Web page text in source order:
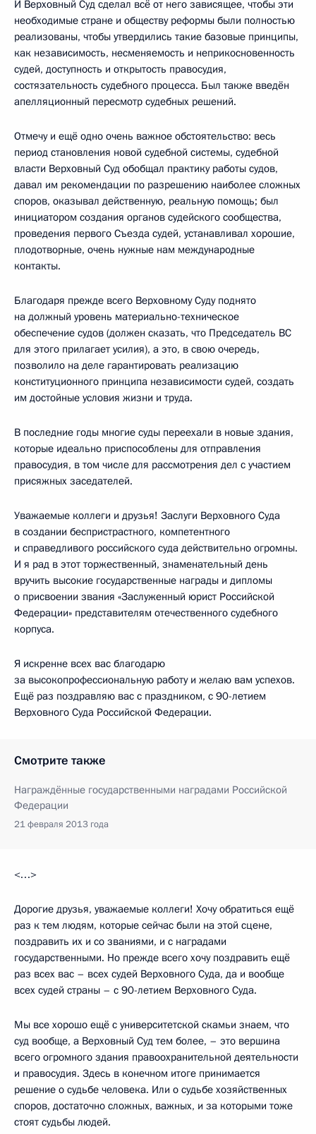
И Верховный Суд сделал всё от него зависящее, чтобы эти
необходимые стране и обществу реформы были полностью
реализованы, чтобы утвердились такие базовые принципы,
как независимость, несменяемость и неприкосновенность
судей, доступность и открытость правосудия,
состязательность судебного процесса. Был также введён
апелляционный пересмотр судебных решений.
Отмечу и ещё одно очень важное обстоятельство: весь
период становления новой судебной системы, судебной
власти Верховный Суд обобщал практику работы судов,
давал им рекомендации по разрешению наиболее сложных
споров, оказывал действенную, реальную помощь; был
инициатором создания органов судейского сообщества,
проведения первого Съезда судей, устанавливал хорошие,
плодотворные, очень нужные нам международные
контакты.
Благодаря прежде всего Верховному Суду поднято
на должный уровень материально-техническое
обеспечение судов (должен сказать, что Председатель ВС
для этого прилагает усилия), а это, в свою очередь,
позволило на деле гарантировать реализацию
конституционного принципа независимости судей, создать
им достойные условия жизни и труда.
В последние годы многие суды переехали в новые здания,
которые идеально приспособлены для отправления
правосудия, в том числе для рассмотрения дел с участием
присяжных заседателей.
Уважаемые коллеги и друзья! Заслуги Верховного Суда
в создании беспристрастного, компетентного
и справедливого российского суда действительно огромны.
И я рад в этот торжественный, знаменательный день
вручить высокие государственные награды и дипломы
о присвоении звания «Заслуженный юрист Российской
Федерации» представителям отечественного судебного
корпуса.
Я искренне всех вас благодарю
за высокопрофессиональную работу и желаю вам успехов.
Ещё раз поздравляю вас с праздником, с 90-летием
Верховного Суда Российской Федерации.
Смотрите также
Награждённые государственными наградами Российской
Федерации
21 февраля 2013 года
<…>
Дорогие друзья, уважаемые коллеги! Хочу обратиться ещё
раз к тем людям, которые сейчас были на этой сцене,
поздравить их и со званиями, и с наградами
государственными. Но прежде всего хочу поздравить ещё
раз всех вас – всех судей Верховного Суда, да и вообще
всех судей страны – с 90-летием Верховного Суда.
Мы все хорошо ещё с университетской скамьи знаем, что
суд вообще, а Верховный Суд тем более, – это вершина
всего огромного здания правоохранительной деятельности
и правосудия. Здесь в конечном итоге принимается
решение о судьбе человека. Или о судьбе хозяйственных
споров, достаточно сложных, важных, и за которыми тоже
стоят судьбы людей.